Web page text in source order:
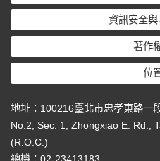
資訊安全
著作
位
地址：100216臺北市忠孝東路一
No.2, Sec. 1, Zhongxiao E. Rd.,
(R.O.C.)
總機：02-23413183